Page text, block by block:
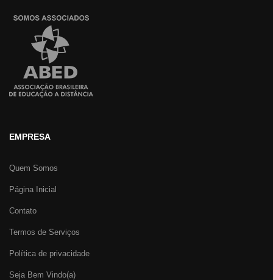
EMPRESA
Quem Somos
Página Inicial
Contato
Termos de Serviços
Política de privacidade
Seja Bem Vindo(a)